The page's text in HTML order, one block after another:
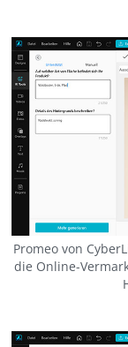
Promeo von
die Online-